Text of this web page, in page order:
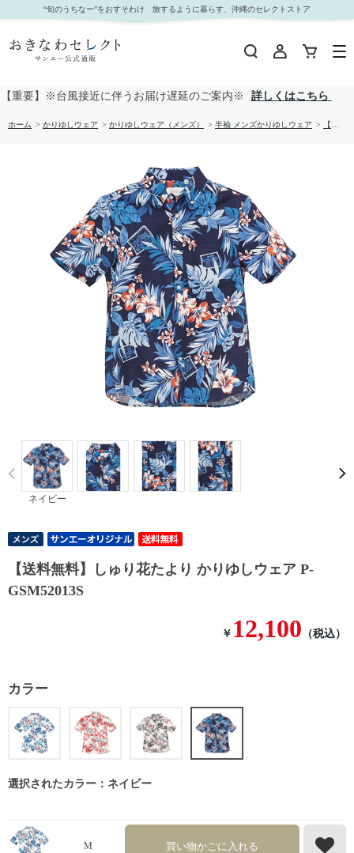
【送料無料】しゅり花たより かりゆしウェア P-GSM52013S｜おきなわセレクト サンエー公式
通販
“旬のうちなー”をおすそわけ 旅するように暮らす、沖縄のセレクトストア
【重要】※台風接近に伴うお届け遅延のご案内※ 詳しくはこちら
ホーム > かりゆしウェア > かりゆしウェア（メンズ） > 半袖 メンズかりゆしウェア > 【送料無料】しゅり花たより かりゆしウェア P-GSM52013S
ネイビー
Prev
【送料無料】しゅり花たより かりゆしウェア P-
GSM52013S
￥ 12,100 （税込）
カラー
選択されたカラー：ネイビー
M 買い物かごに入れる